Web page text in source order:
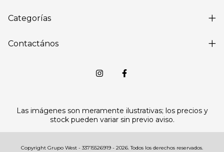
Categorías
Contactános
Las imágenes son meramente ilustrativas; los precios y
stock pueden variar sin previo aviso.
Copyright Grupo West - 33715526919 - 2026. Todos los derechos reservados.